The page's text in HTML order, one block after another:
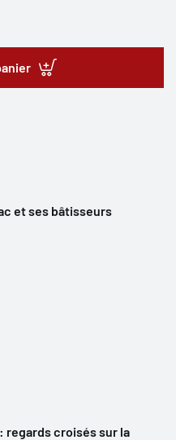
et ses bâtisseurs
regards croisés sur la